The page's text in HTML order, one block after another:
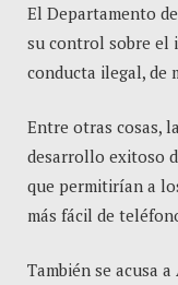
El Departamento
su control sobre el
conducta ilegal, de
Entre otras cosas,
desarrollo exitoso
que permitirían a
más fácil de
También se acusa